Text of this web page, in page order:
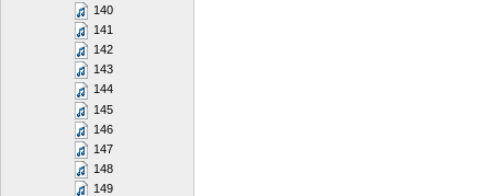
140
141
142
143
144
145
146
147
148
149